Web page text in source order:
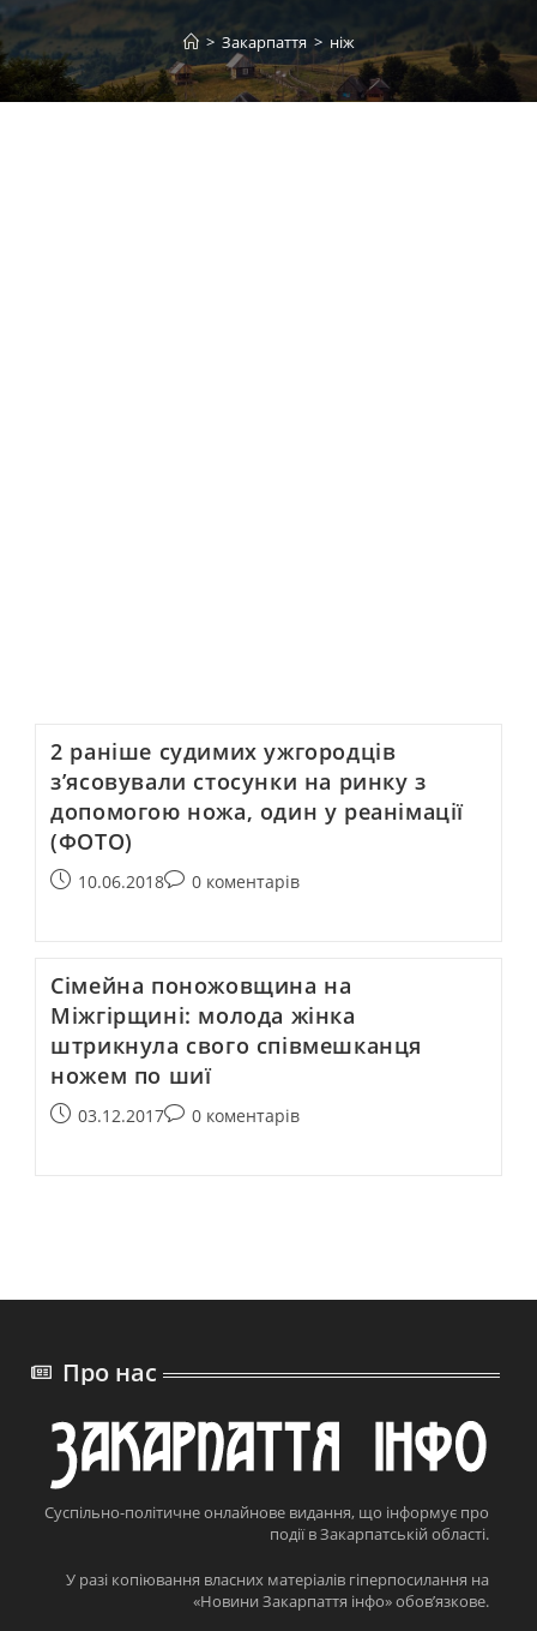
> Закарпаття > ніж
2 раніше судимих ужгородців
з’ясовували стосунки на ринку з
допомогою ножа, один у реанімації
(ФОТО)
10.06.2018 0 коментарів
Сімейна поножовщина на
Міжгірщині: молода жінка
штрикнула свого співмешканця
ножем по шиї
03.12.2017 0 коментарів
Про нас
Суспільно-політичне онлайнове видання, що інформує про
події в Закарпатській області.
У разі копіювання власних матеріалів гіперпосилання на
«Новини Закарпаття інфо» обов’язкове.